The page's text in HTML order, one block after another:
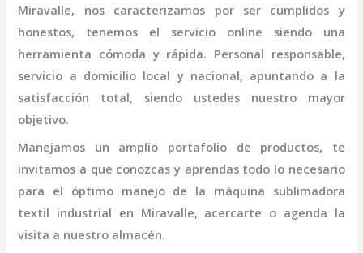
Miravalle, nos caracterizamos por ser cumplidos y
honestos, tenemos el servicio online siendo una
herramienta cómoda y rápida. Personal responsable,
servicio a domicilio local y nacional, apuntando a la
satisfacción total, siendo ustedes nuestro mayor
objetivo.
Manejamos un amplio portafolio de productos, te
invitamos a que conozcas y aprendas todo lo necesario
para el óptimo manejo de la máquina sublimadora
textil industrial en Miravalle, acercarte o agenda la
visita a nuestro almacén.